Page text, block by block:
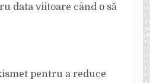
data viitoare când o să
pentru a reduce